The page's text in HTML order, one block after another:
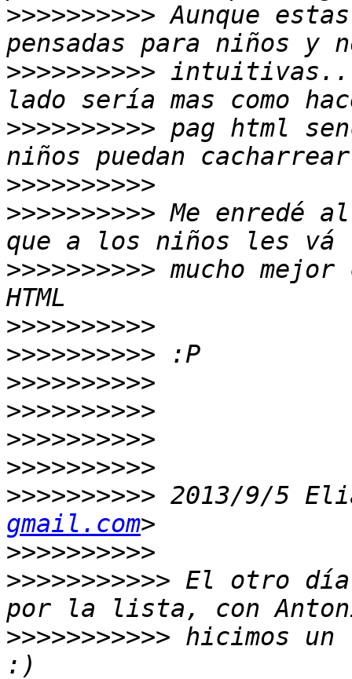
>>>>>>>>>> Aunque
>>>>>>>>>> intuitivas...
>>>>>>>>>> pag html
>>>>>>>>>>
>>>>>>>>>> Me enredé
>>>>>>>>>> mucho
>>>>>>>>>>
>>>>>>>>>>
>>>>>>>>>>
>>>>>>>>>>
>>>>>>>>>>
>>>>>>>>>>
>>>>>>>>>> 2013/9/5
gmail.com
>>>>>>>>>>
>>>>>>>>>>> El otro día
>>>>>>>>>>> hicimos un